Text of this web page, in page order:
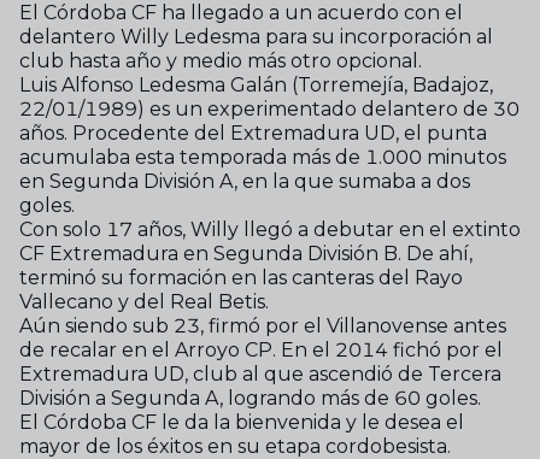
El Córdoba CF ha llegado a un acuerdo con el
delantero Willy Ledesma para su incorporación al
club hasta año y medio más otro opcional.
Luis Alfonso Ledesma Galán (Torremejía, Badajoz,
22/01/1989) es un experimentado delantero de 30
años. Procedente del Extremadura UD, el punta
acumulaba esta temporada más de 1.000 minutos
en Segunda División A, en la que sumaba a dos
goles.
Con solo 17 años, Willy llegó a debutar en el extinto
CF Extremadura en Segunda División B. De ahí,
terminó su formación en las canteras del Rayo
Vallecano y del Real Betis.
Aún siendo sub 23, firmó por el Villanovense antes
de recalar en el Arroyo CP. En el 2014 fichó por el
Extremadura UD, club al que ascendió de Tercera
División a Segunda A, logrando más de 60 goles.
El Córdoba CF le da la bienvenida y le desea el
mayor de los éxitos en su etapa cordobesista.